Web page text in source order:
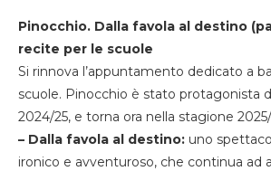
Pinocchio. Dalla favola al destino
recite per le scuole
Si rinnova l’appuntamento dedicato a
scuole. Pinocchio è stato protagonista
2024/25, e torna ora nella stagione
– Dalla favola al destino: uno
ironico e avventuroso, che continua ad